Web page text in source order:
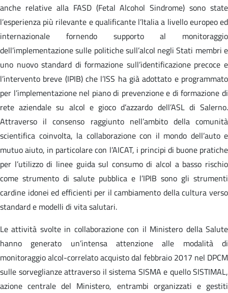
anche relative alla FASD (Fetal Alcohol Sindrome) sono state
l’esperienza più rilevante e qualificante l’Italia a livello europeo ed
internazionale fornendo supporto al monitoraggio
dell’implementazione sulle politiche sull’alcol negli Stati membri e
uno nuovo standard di formazione sull’identificazione precoce e
l’intervento breve (IPIB) che l’ISS ha già adottato e programmato
per l’implementazione nel piano di prevenzione e di formazione di
rete aziendale su alcol e gioco d’azzardo dell’ASL di Salerno.
Attraverso il consenso raggiunto nell’ambito della comunità
scientifica coinvolta, la collaborazione con il mondo dell’auto e
mutuo aiuto, in particolare con l’AICAT, i principi di buone pratiche
per l’utilizzo di linee guida sul consumo di alcol a basso rischio
come strumento di salute pubblica e l’IPIB sono gli strumenti
cardine idonei ed efficienti per il cambiamento della cultura verso
standard e modelli di vita salutari.
Le attività svolte in collaborazione con il Ministero della Salute
hanno generato un’intensa attenzione alle modalità di
monitoraggio alcol-correlato acquisto dal febbraio 2017 nel DPCM
sulle sorveglianze attraverso il sistema SISMA e quello SISTIMAL,
azione centrale del Ministero, entrambi organizzati e gestiti